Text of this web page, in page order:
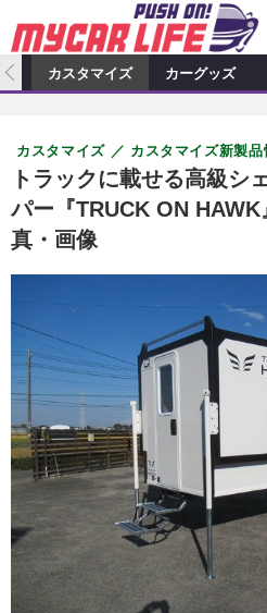
カーオーディオ
プロショップ検索
カーオーディオニュース
その他
カスタマイズ特集記事
カスタマイズニュース
カーグッズ
カーグッズ特集記事
カーグッズニュース
自動車
カスタマイズ カーグッズ
トラックに載せる高級シ
パー『TRUCK ON
真・画像
カスタマイズ カスタマイズ新製品